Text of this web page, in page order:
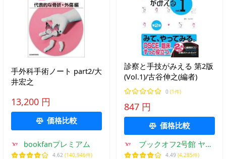
手外科手術ノート part2/大
井宏之
13,200 円
価格比較
bookfanプレミアム
4.62 (140,946件)
診察と手技がみえる 第2版
(Vol.1)/古谷伸之(編者)
0 (1件)
847 円
価格比較
ブックオフ2号館 ヤフ
ーショッピング店
4.49 (4,285件)